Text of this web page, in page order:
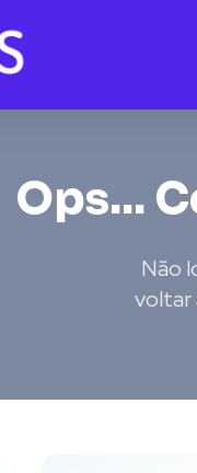
Ops...
Não
voltar